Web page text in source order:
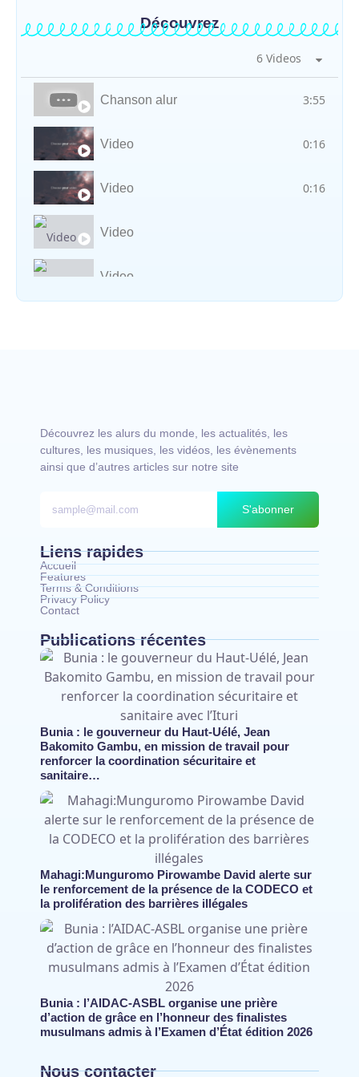
Découvrez
6 Videos
Chanson alur 3:55
Video 0:16
Video 0:16
Video
Video
Découvrez les alurs du monde, les actualités, les
cultures, les musiques, les vidéos, les évènements
ainsi que d’autres articles sur notre site
S'abonner
Liens rapides
Accueil
Features
Terms & Conditions
Privacy Policy
Contact
Publications récentes
Bunia : le gouverneur du Haut-Uélé, Jean
Bakomito Gambu, en mission de travail pour
renforcer la coordination sécuritaire et
sanitaire…
Mahagi:Munguromo Pirowambe David alerte sur
le renforcement de la présence de la CODECO et
la prolifération des barrières illégales
Bunia : l’AIDAC-ASBL organise une prière
d’action de grâce en l’honneur des finalistes
musulmans admis à l’Examen d’État édition 2026
Nous contacter